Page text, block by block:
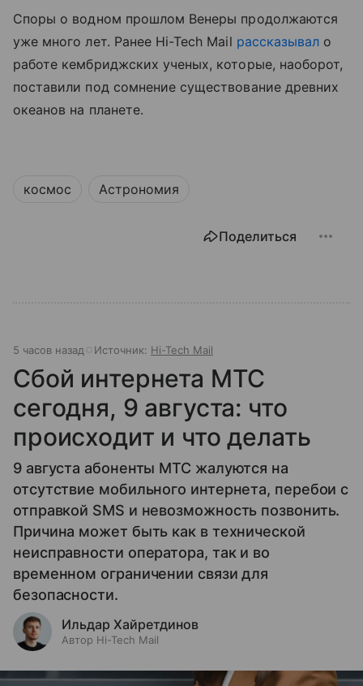
Споры о водном прошлом Венеры продолжаются
уже много лет. Ранее Hi-Tech Mail рассказывал о
работе кембриджских ученых, которые, наоборот,
поставили под сомнение существование древних
океанов на планете.
космос Астрономия
Поделиться
5 часов назад Источник: Hi-Tech Mail
Сбой интернета МТС
сегодня, 9 августа: что
происходит и что делать
9 августа абоненты МТС жалуются на
отсутствие мобильного интернета, перебои с
отправкой SMS и невозможность позвонить.
Причина может быть как в технической
неисправности оператора, так и во
временном ограничении связи для
безопасности.
Ильдар Хайретдинов
Автор Hi-Tech Mail